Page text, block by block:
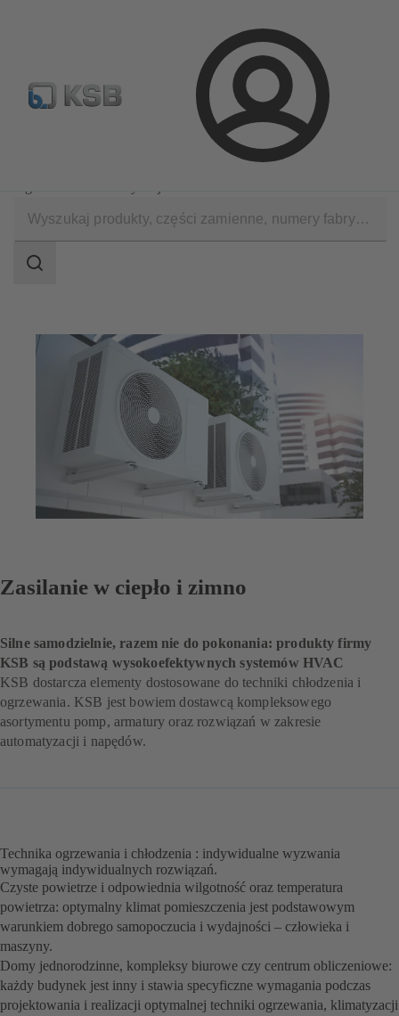
Login
Wyszukiwanie części zamiennych Konfiguracja produktu
wyszukiwania
Zakres
Zasilanie w ciepło i zimno
Silne samodzielnie, razem nie do pokonania: produkty firmy
KSB są podstawą wysokoefektywnych systemów HVAC
KSB dostarcza elementy dostosowane do techniki chłodzenia i
ogrzewania. KSB jest bowiem dostawcą kompleksowego
asortymentu pomp, armatury oraz rozwiązań w zakresie
automatyzacji i napędów.
Technika ogrzewania i chłodzenia : indywidualne wyzwania
wymagają indywidualnych rozwiązań.
Czyste powietrze i odpowiednia wilgotność oraz temperatura
powietrza: optymalny klimat pomieszczenia jest podstawowym
warunkiem dobrego samopoczucia i wydajności – człowieka i
maszyny.
Domy jednorodzinne, kompleksy biurowe czy centrum obliczeniowe:
każdy budynek jest inny i stawia specyficzne wymagania podczas
projektowania i realizacji optymalnej techniki ogrzewania, klimatyzacji